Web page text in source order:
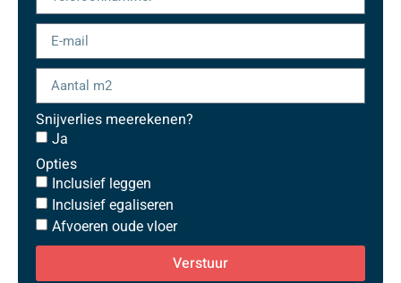
Snijverlies meerekenen?
Ja
Opties
Inclusief leggen
Inclusief egaliseren
Afvoeren oude vloer
Verstuur